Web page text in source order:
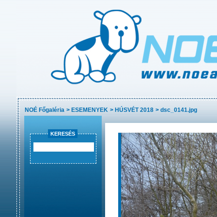
NOÉ Főgaléria >ESEMENYEK >HÚSVÉT 2018 >dsc_0141.jpg
KERESÉS